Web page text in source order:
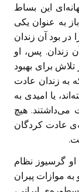
این بساط
به عنوان یکی
در بود آن زندان
زندان. پس، او
برای بهبود
به زندان عادت
یا امیدی به
می‌داشتند. هیچ
عادت کردگان
گرسیوز نظام
موازات پیران